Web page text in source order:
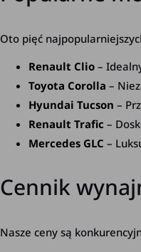
Oto pięć
Renault Clio –
Toyota Corolla –
Hyundai Tucson –
Renault Trafic –
Mercedes GLC –
Cennik
Nasze ceny są